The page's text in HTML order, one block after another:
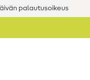
palautusoikeus